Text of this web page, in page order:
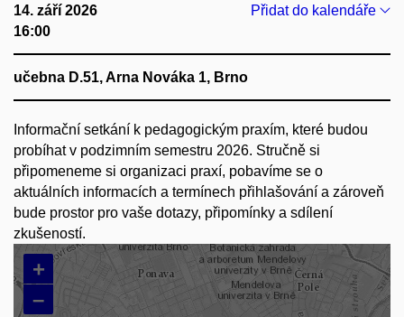
14. září 2026
16:00
Přidat do kalendáře
učebna D.51, Arna Nováka 1, Brno
Informační setkání k pedagogickým praxím, které budou
probíhat v podzimním semestru 2026. Stručně si
připomeneme si organizaci praxí, pobavíme se o
aktuálních informacích a termínech přihlašování a zároveň
bude prostor pro vaše dotazy, připomínky a sdílení
zkušeností.
+
–